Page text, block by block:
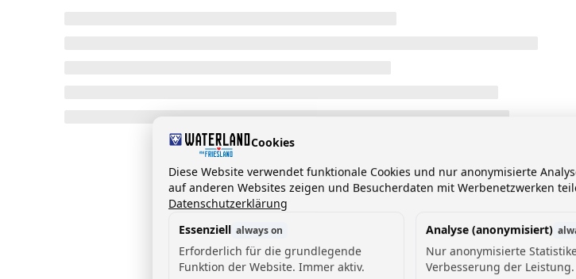
Cookies
Diese Website verwendet funktionale Cookies und nur anonymisierte
auf anderen Websites zeigen und Besucherdaten mit Werbenetzwerken
Datenschutzerklärung
Essenziell always on
Erforderlich für die grundlegende
Funktion der Website. Immer aktiv.
Analyse (anonymisiert)
Nur anonymisierte
Verbesserung der Leistung.